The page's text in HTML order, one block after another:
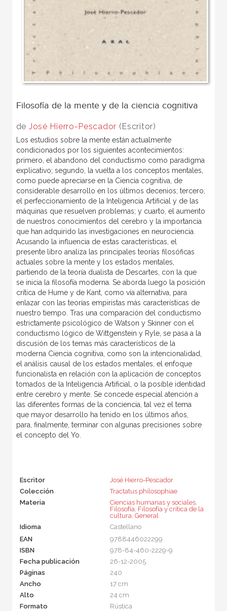
Filosofía de la mente y de la ciencia cognitiva
de José Hierro-Pescador (Escritor)
Los estudios sobre la mente están actualmente
condicionados por los siguientes acontecimientos:
primero, el abandono del conductismo como paradigma
explicativo; segundo, la vuelta a los conceptos mentales,
como puede apreciarse en la Ciencia cognitiva, de
considerable desarrollo en los últimos decenios; tercero,
el perfeccionamiento de la Inteligencia Artificial y de las
máquinas que resuelven problemas; y cuarto, el aumento
de nuestros conocimientos del cerebro y la importancia
que han adquirido las investigaciones en neurociencia.
Acusando la influencia de estas características, el
presente libro analiza las principales teorías filosóficas
actuales sobre la mente y los estados mentales,
partiendo de la teoría dualista de Descartes, con la que
se inicia la filosofía moderna. Se aborda luego la posición
crítica de Hume y de Kant, como vía alternativa, para
enlazar con las teorías empiristas más características de
nuestro tiempo. Tras una comparación del conductismo
estrictamente psicológico de Watson y Skinner con el
conductismo lógico de Wittgenstein y Ryle, se pasa a la
discusión de los temas más característicos de la
moderna Ciencia cognitiva, como son la intencionalidad,
el análisis causal de los estados mentales, el enfoque
funcionalista en relación con la aplicación de conceptos
tomados de la Inteligencia Artificial, o la posible identidad
entre cerebro y mente. Se concede especial atención a
las diferentes formas de la conciencia, tal vez el tema
que mayor desarrollo ha tenido en los últimos años,
para, finalmente, terminar con algunas precisiones sobre
el concepto del Yo.
Escritor
José Hierro-Pescador
Colección
Tractatus philosophiae
Materia
Ciencias humanas y sociales,
Filosofía, Filosofía y crítica de la
cultura, General
Idioma
Castellano
EAN
9788446022299
ISBN
978-84-460-2229-9
Fecha publicación
26-12-2005
Páginas
240
Ancho
17 cm
Alto
24 cm
Formato
Rústica